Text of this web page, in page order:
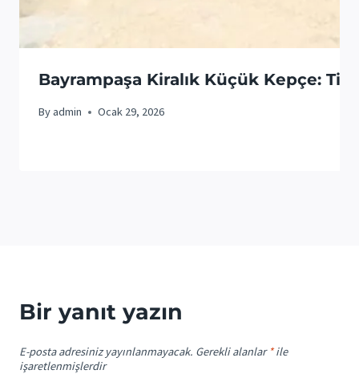
Bayrampaşa Kiralık Küçük Kepçe:
Byadmin Ocak 29, 2026
Bir yanıt yazın
E-posta adresiniz yayınlanmayacak. Gerekli alanlar *ile
işaretlenmişlerdir